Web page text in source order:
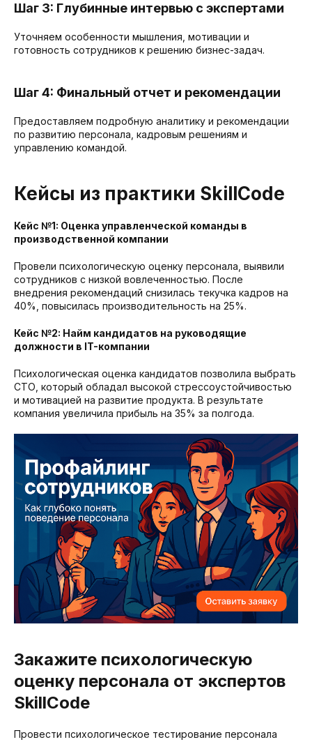
Шаг 3: Глубинные интервью с экспертами
Уточняем особенности мышления, мотивации и
готовность сотрудников к решению бизнес-задач.
Шаг 4: Финальный отчет и рекомендации
Предоставляем подробную аналитику и рекомендации
по развитию персонала, кадровым решениям и
управлению командой.
Кейсы из практики SkillCode
Кейс №1: Оценка управленческой команды в
производственной компании
Провели психологическую оценку персонала, выявили
сотрудников с низкой вовлеченностью. После
внедрения рекомендаций снизилась текучка кадров на
40%, повысилась производительность на 25%.
Кейс №2: Найм кандидатов на руководящие
должности в IT-компании
Психологическая оценка кандидатов позволила выбрать
СТО, который обладал высокой стрессоустойчивостью
и мотивацией на развитие продукта. В результате
компания увеличила прибыль на 35% за полгода.
Закажите психологическую
оценку персонала от экспертов
SkillCode
Провести психологическое тестирование персонала
Вами в ближайшее время
Оцените компетенции
сотрудников